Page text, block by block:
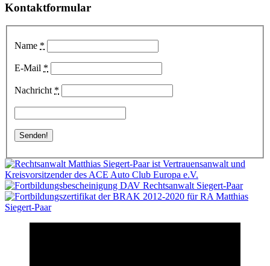
Kontaktformular
Name *
E-Mail *
Nachricht *